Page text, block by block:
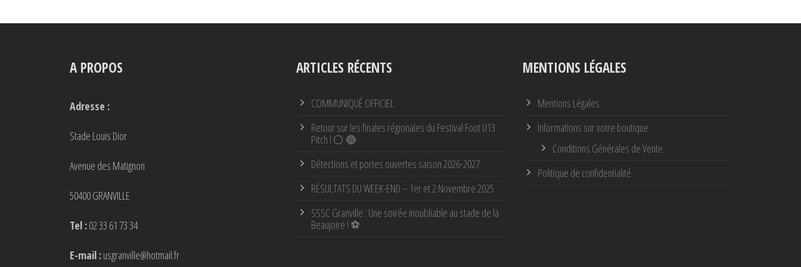
A PROPOS
Adresse :
Stade Louis Dior
Avenue des Matignon
50400 GRANVILLE
Tel :02 33 61 73 34
E-mail :usgranville@hotmail.fr
ARTICLES RÉCENTS
COMMUNIQUÉ OFFICIEL
Retour sur les finales régionales du Festival Foot U13
Pitch ! ⚪ 🔵
Détections et portes ouvertes saison 2026-2027
RÉSULTATS DU WEEK-END – 1er et 2 Novembre 2025
SSSC Granville : Une soirée inoubliable au stade de la
Beaujoire ! ⚽
MENTIONS LÉGALES
Mentions Légales
Informations sur votre boutique
Conditions Générales de Vente
Politique de confidentialité